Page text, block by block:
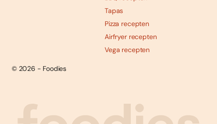
Abonneren
Tapas
Pizza recepten
Airfryer recepten
Vega recepten
© 2026 - Foodies